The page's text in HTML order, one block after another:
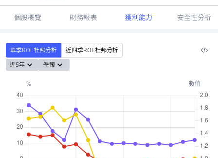
個股概覽 財務報表 獲利能力 安全性分析
單季ROE杜邦分析
近四季ROE杜邦分析
近5年
季報